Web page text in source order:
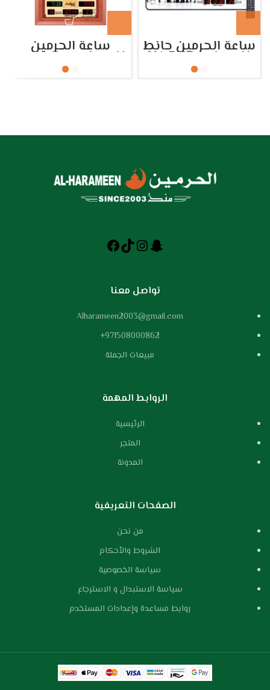
ساعة الحرمين حائط
للمساجد HA.5100
ساعة الحرمين
للمساجد و الصالات
تواصل معنا
Alharameen2003@gmail.com
971508000862+
مبيعات الجملة
الروابط المهمة
الرئيسية
المتجر
المدونة
الصفحات التعريفية
من نحن
الشروط والأحكام
سياسة الخصوصية
سياسة الاستبدال و الاسترجاع
روابط مساعدة وإعدادات المستخدم